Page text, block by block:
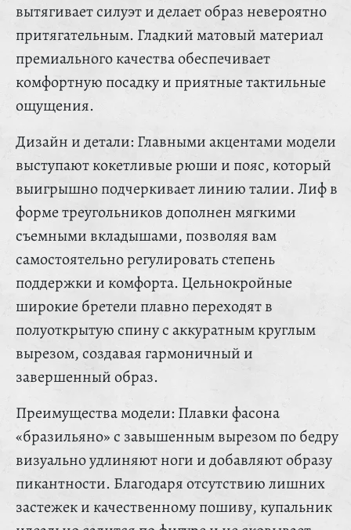
вытягивает силуэт и делает образ невероятно
притягательным. Гладкий матовый материал
премиального качества обеспечивает
комфортную посадку и приятные тактильные
ощущения.
Дизайн и детали: Главными акцентами модели
выступают кокетливые рюши и пояс, который
выигрышно подчеркивает линию талии. Лиф в
форме треугольников дополнен мягкими
съемными вкладышами, позволяя вам
самостоятельно регулировать степень
поддержки и комфорта. Цельнокройные
широкие бретели плавно переходят в
полуоткрытую спину с аккуратным круглым
вырезом, создавая гармоничный и
завершенный образ.
Преимущества модели: Плавки фасона
«бразильяно» с завышенным вырезом по бедру
визуально удлиняют ноги и добавляют образу
пикантности. Благодаря отсутствию лишних
застежек и качественному пошиву, купальник